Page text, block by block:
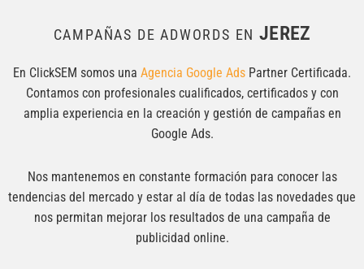
CAMPAÑAS DE ADWORDS EN JEREZ
En ClickSEM somos una Agencia Google Ads Partner Certificada.
Contamos con profesionales cualificados, certificados y con
amplia experiencia en la creación y gestión de campañas en
Google Ads.
Nos mantenemos en constante formación para conocer las
tendencias del mercado y estar al día de todas las novedades que
nos permitan mejorar los resultados de una campaña de
publicidad online.